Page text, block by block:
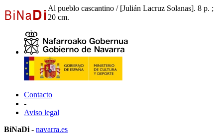
Al pueblo cascantino / [Julián Lacruz Solanas]. 8 p. ;
20 cm.
Contacto
-
Aviso legal
BiNaDi - navarra.es